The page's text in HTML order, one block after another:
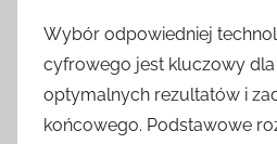
Wybór odpowiedniej
cyfrowego jest kluczowy dla
optymalnych rezultatów i
końcowego. Podstawowe